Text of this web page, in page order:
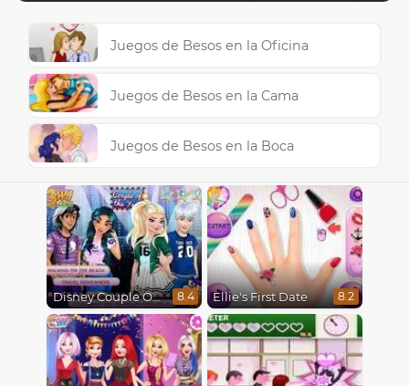
Juegos de Besos en la Oficina
Juegos de Besos en la Cama
Juegos de Besos en la Boca
Disney Couple Of The Year 8.4 Ellie's First Date 8.2